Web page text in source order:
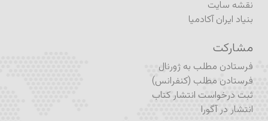
نقشه سایت
بنیاد ایران آکادمیا
مشارکت
فرستادن مطلب به ژورنال
فرستادن مطلب (کنفرانس)
ثبت درخواست انتشار کتاب
انتشار در آگورا